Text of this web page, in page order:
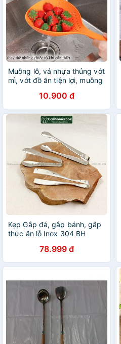
Muỗng lỗ, vá nhựa thủng vớt
mì, vớt đồ ăn tiện lợi, muỗng
10.900 đ
Kẹp Gắp đá, gắp bánh, gắp
thức ăn lỗ Inox 304 BH
gripping tools78.999 đ